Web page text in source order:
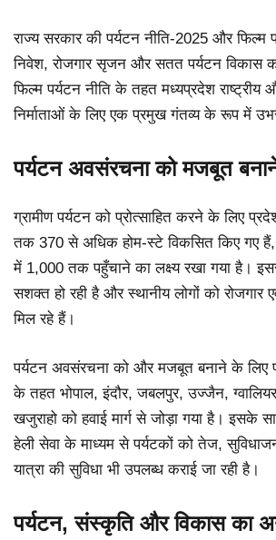
राज्य सरकार की पर्यटन नीति-2025 और फिल्म
निवेश, रोजगार सृजन और सतत पर्यटन विकास
फिल्म पर्यटन नीति के तहत मध्यप्रदेश राष्ट्रीय
निर्माताओं के लिए एक प्रमुख गंतव्य के रूप में
पर्यटन अवसंरचना को मजबूत
ग्रामीण पर्यटन को प्रोत्साहित करने के लिए
तक 370 से अधिक होम-स्टे विकसित किए गए
में 1,000 तक पहुँचाने का लक्ष्य रखा गया है।
सशक्त हो रही है और स्थानीय लोगों को
मिल रहे हैं।
पर्यटन अवसंरचना को और मजबूत बनाने के लिए
के तहत भोपाल, इंदौर, जबलपुर, उज्जैन,
खजुराहो को हवाई मार्ग से जोड़ा गया है। इसके
हेली सेवा के माध्यम से पर्यटकों को तेज,
यात्रा की सुविधा भी उपलब्ध कराई जा रही है।
पर्यटन, संस्कृति और विकास का